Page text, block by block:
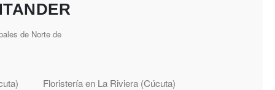
de Norte de
Floristería en La Riviera (Cúcuta)